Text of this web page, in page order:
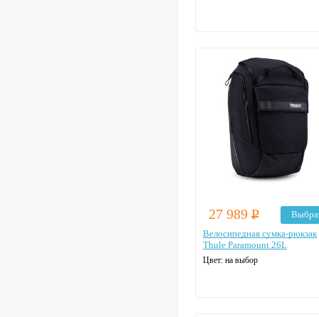
27 989 Р
Велосипедная сумка-рюкзак
Thule Paramount 26L
Цвет: на выбор